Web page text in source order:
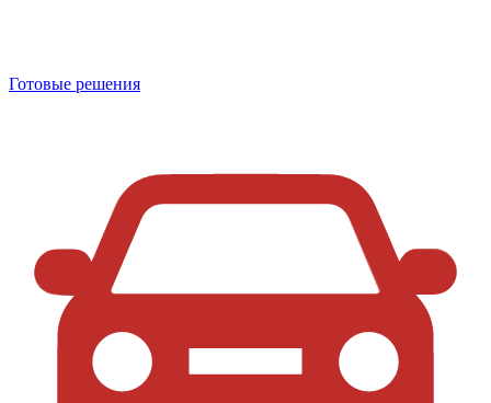
Готовые решения